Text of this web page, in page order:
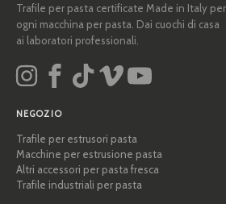
Trafile per pasta certificate Made in Italy per
ogni macchina per pasta. Dai cuochi di casa
ai laboratori professionali.
NEGOZIO
Trafile per estrusori pasta
Macchine per estrusione pasta
Altri accessori per pasta fresca
Trafile industriali per pasta